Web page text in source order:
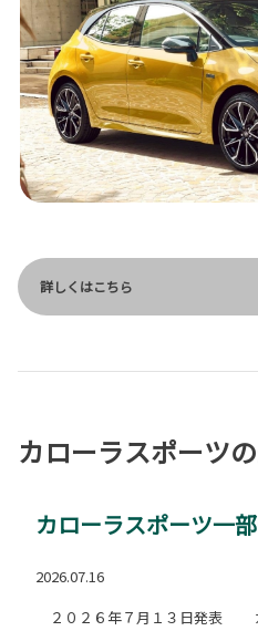
詳しくはこちら
カローラスポーツ
カローラスポーツ一
2026.07.16
２０２６年７月１３日発表